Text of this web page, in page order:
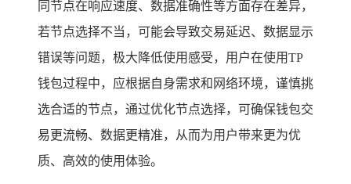
同节点在响应速度、数据准确性等方面存在差异，
若节点选择不当，可能会导致交易延迟、数据显示
错误等问题，极大降低使用感受，用户在使用TP
钱包过程中，应根据自身需求和网络环境，谨慎挑
选合适的节点，通过优化节点选择，可确保钱包交
易更流畅、数据更精准，从而为用户带来更为优
质、高效的使用体验。